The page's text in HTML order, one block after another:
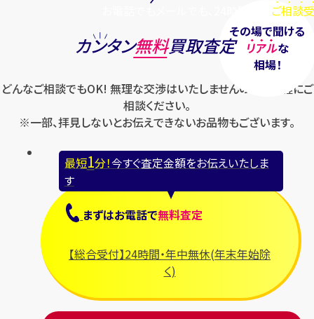
ご相談
その場で聞ける
リアルな
相場！
カンタン無料買取査定
どんなご相談でもOK! 無理な交渉はいたしませんのでお気軽にご
相談ください。
※一部、拝見しないとお伝えできないお品物もございます。
最短1分！今すぐ査定金額をお伝えいたしま
す
まずはお電話で無料査定
【総合受付】24時間・年中無休(年末年始除
く)